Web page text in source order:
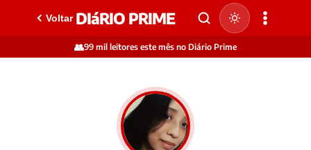
Voltar DIáRIO PRIME
👥99 mil leitores este mês no Diário Prime